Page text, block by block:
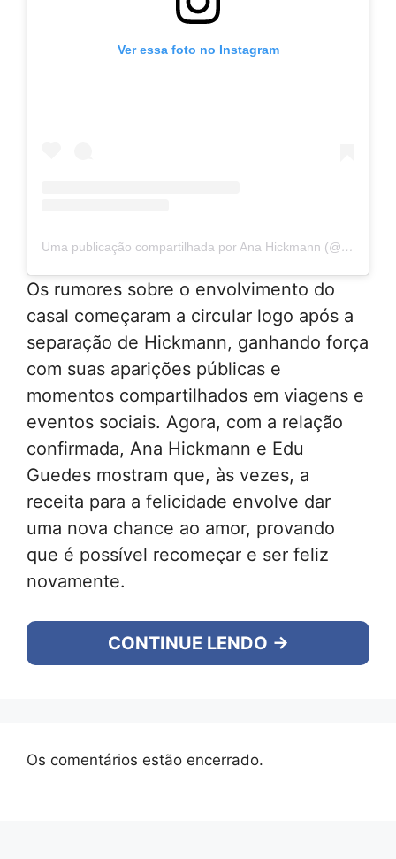
Ver essa foto no Instagram
Uma publicação compartilhada por Ana Hickmann (@ahickmann)
Os rumores sobre o envolvimento do
casal começaram a circular logo após a
separação de Hickmann, ganhando força
com suas aparições públicas e
momentos compartilhados em viagens e
eventos sociais. Agora, com a relação
confirmada, Ana Hickmann e Edu
Guedes mostram que, às vezes, a
receita para a felicidade envolve dar
uma nova chance ao amor, provando
que é possível recomeçar e ser feliz
novamente.
CONTINUE LENDO →
Os comentários estão encerrado.